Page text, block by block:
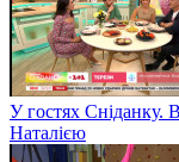
У гостях Сніданку.
Наталією